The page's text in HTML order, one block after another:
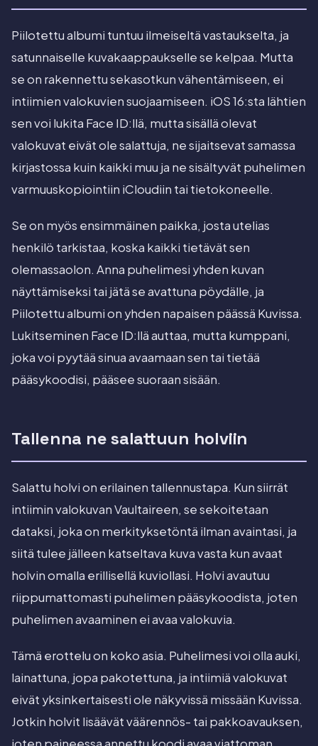
Piilotettu albumi tuntuu ilmeiseltä vastaukselta, ja
satunnaiselle kuvakaappaukselle se kelpaa. Mutta
se on rakennettu sekasotkun vähentämiseen, ei
intiimien valokuvien suojaamiseen. iOS 16:sta lähtien
sen voi lukita Face ID:llä, mutta sisällä olevat
valokuvat eivät ole salattuja, ne sijaitsevat samassa
kirjastossa kuin kaikki muu ja ne sisältyvät puhelimen
varmuuskopiointiin iCloudiin tai tietokoneelle.
Se on myös ensimmäinen paikka, josta utelias
henkilö tarkistaa, koska kaikki tietävät sen
olemassaolon. Anna puhelimesi yhden kuvan
näyttämiseksi tai jätä se avattuna pöydälle, ja
Piilotettu albumi on yhden napaisen päässä Kuvissa.
Lukitseminen Face ID:llä auttaa, mutta kumppani,
joka voi pyytää sinua avaamaan sen tai tietää
pääsykoodisi, pääsee suoraan sisään.
Tallenna ne salattuun holviin
Salattu holvi on erilainen tallennustapa. Kun siirrät
intiimin valokuvan Vaultaireen, se sekoitetaan
dataksi, joka on merkityksetöntä ilman avaintasi, ja
siitä tulee jälleen katseltava kuva vasta kun avaat
holvin omalla erillisellä kuviollasi. Holvi avautuu
riippumattomasti puhelimen pääsykoodista, joten
puhelimen avaaminen ei avaa valokuvia.
Tämä erottelu on koko asia. Puhelimesi voi olla auki,
lainattuna, jopa pakotettuna, ja intiimiä valokuvat
eivät yksinkertaisesti ole näkyvissä missään Kuvissa.
Jotkin holvit lisäävät väärennös- tai pakkoavauksen,